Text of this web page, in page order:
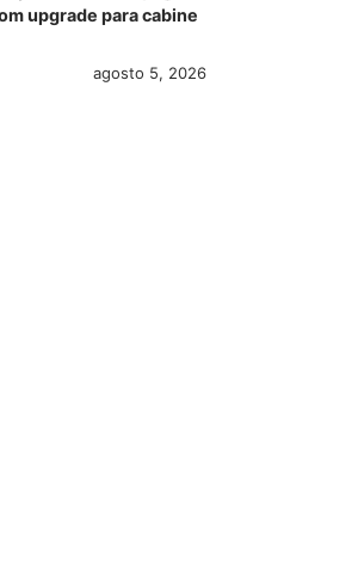
2026
embarque em BC
upgrade para cabine
agosto 5, 2026